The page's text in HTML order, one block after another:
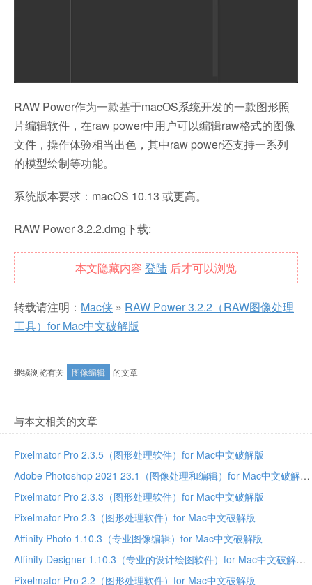
RAW Power作为一款基于macOS系统开发的一款图形照
片编辑软件，在raw power中用户可以编辑raw格式的图像
文件，操作体验相当出色，其中raw power还支持一系列
的模型绘制等功能。
系统版本要求：macOS 10.13 或更高。
RAW Power 3.2.2.dmg下载:
本文隐藏内容 登陆 后才可以浏览
转载请注明： Mac侠 » RAW Power 3.2.2（RAW图像处理
工具）for Mac中文破解版
继续浏览有关 图像编辑 的文章
与本文相关的文章
Pixelmator Pro 2.3.5（图形处理软件）for Mac中文破解版
Adobe Photoshop 2021 23.1（图像处理和编辑）for Mac中文破解版
Pixelmator Pro 2.3.3（图形处理软件）for Mac中文破解版
Pixelmator Pro 2.3（图形处理软件）for Mac中文破解版
Affinity Photo 1.10.3（专业图像编辑）for Mac中文破解版
Affinity Designer 1.10.3（专业的设计绘图软件）for Mac中文破解版
Pixelmator Pro 2.2（图形处理软件）for Mac中文破解版